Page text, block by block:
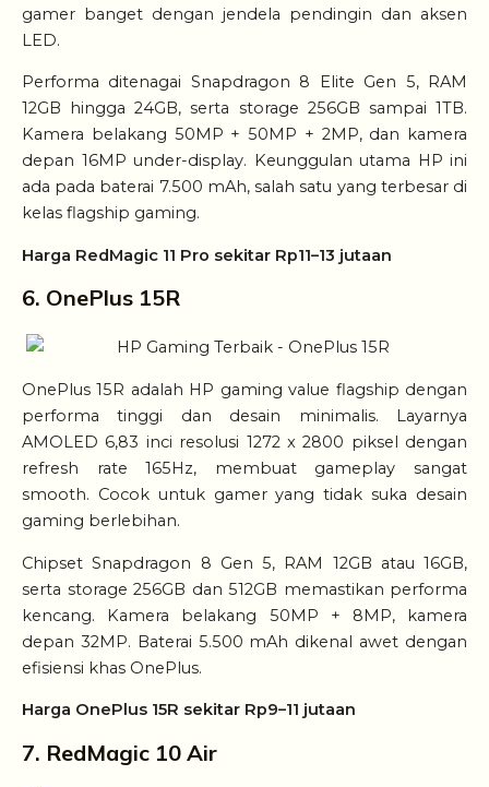
gamer banget dengan jendela pendingin dan aksen
LED.
Performa ditenagai Snapdragon 8 Elite Gen 5, RAM
12GB hingga 24GB, serta storage 256GB sampai 1TB.
Kamera belakang 50MP + 50MP + 2MP, dan kamera
depan 16MP under-display. Keunggulan utama HP ini
ada pada baterai 7.500 mAh, salah satu yang terbesar di
kelas flagship gaming.
Harga RedMagic 11 Pro sekitar Rp11–13 jutaan
6. OnePlus 15R
OnePlus 15R adalah HP gaming value flagship dengan
performa tinggi dan desain minimalis. Layarnya
AMOLED 6,83 inci resolusi 1272 x 2800 piksel dengan
refresh rate 165Hz, membuat gameplay sangat
smooth. Cocok untuk gamer yang tidak suka desain
gaming berlebihan.
Chipset Snapdragon 8 Gen 5, RAM 12GB atau 16GB,
serta storage 256GB dan 512GB memastikan performa
kencang. Kamera belakang 50MP + 8MP, kamera
depan 32MP. Baterai 5.500 mAh dikenal awet dengan
efisiensi khas OnePlus.
Harga OnePlus 15R sekitar Rp9–11 jutaan
7. RedMagic 10 Air